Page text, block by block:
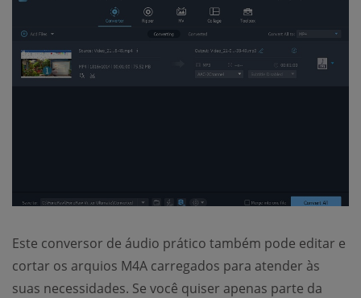
Este conversor de áudio prático também pode editar e
cortar os arquios M4A carregados para atender às
suas necessidades. Se você quiser apenas parte da